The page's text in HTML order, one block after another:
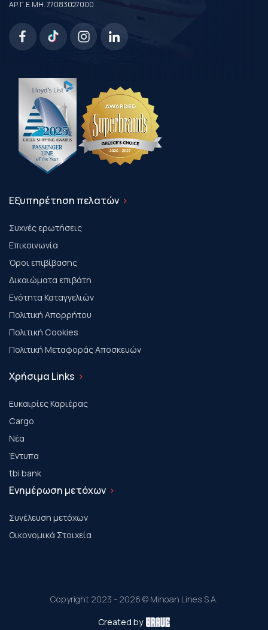
ΑΡ.Γ.Ε.ΜΗ. 77083027000
Εξυπηρέτηση πελατών
Συχνές ερωτήσεις
Επικοινωνία
Όροι επιβίβασης
Δικαιώματα επιβάτη
Ενότητα Καταγγελιών
Πολιτική Απορρήτου
Πολιτική Cookies
Πολιτική Μεταφοράς Αποσκευών
Χρήσιμα Links
Ευκαιρίες Καριέρας
Cargo
Νέα
Έντυπα
tbi bank
Ενημέρωση μετόχων
Συνέλευση μετόχων
Οικονομικά Στοιχεία
Copyright 2023 - 2026 © Minoan Lines S.A.
Created by